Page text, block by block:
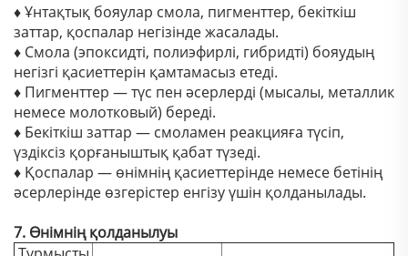
♦ Ұнтақтық бояулар смола, пигменттер, бекіткіш
заттар, қоспалар негізінде жасалады.
♦ Смола (эпоксидті, полиэфирлі, гибридті) бояудың
негізгі қасиеттерін қамтамасыз етеді.
♦ Пигменттер — түс пен әсерлерді (мысалы, металлик
немесе молотковый) береді.
♦ Бекіткіш заттар — смоламен реакцияға түсіп,
үздіксіз қорғаныштық қабат түзеді.
♦ Қоспалар — өнімнің қасиеттерінде немесе бетінің
әсерлерінде өзгерістер енгізу үшін қолданылады.
7. Өнімнің қолданылуы